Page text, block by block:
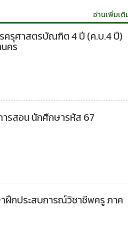
อ่านเพิ่มเติ
ครุศาสตรบัณฑิต 4 ปี (ค.บ.4 ปี)
คร
ารสอน นักศึกษารหัส 67
ฝึกประสบการณ์วิชาชีพครู ภาค